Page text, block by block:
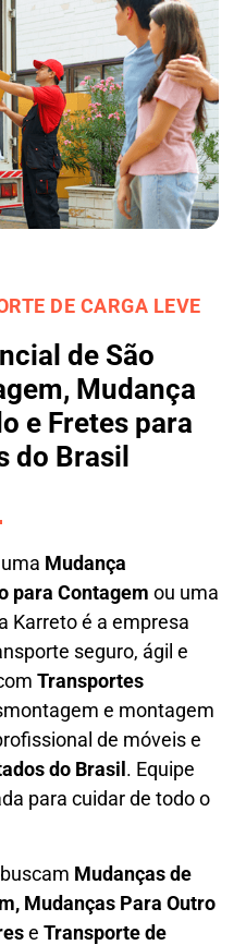
DE CARGA LEVE
de São
Mudança
e Fretes para
do Brasil
Mudança
para Contagem ou uma
Karretoé a empresa
seguro, ágil e
Transportes
e montagem
de móveis e
do Brasil . Equipe
para cuidar de todo o
Mudançasde
Mudanças Para Outro
e Transportede